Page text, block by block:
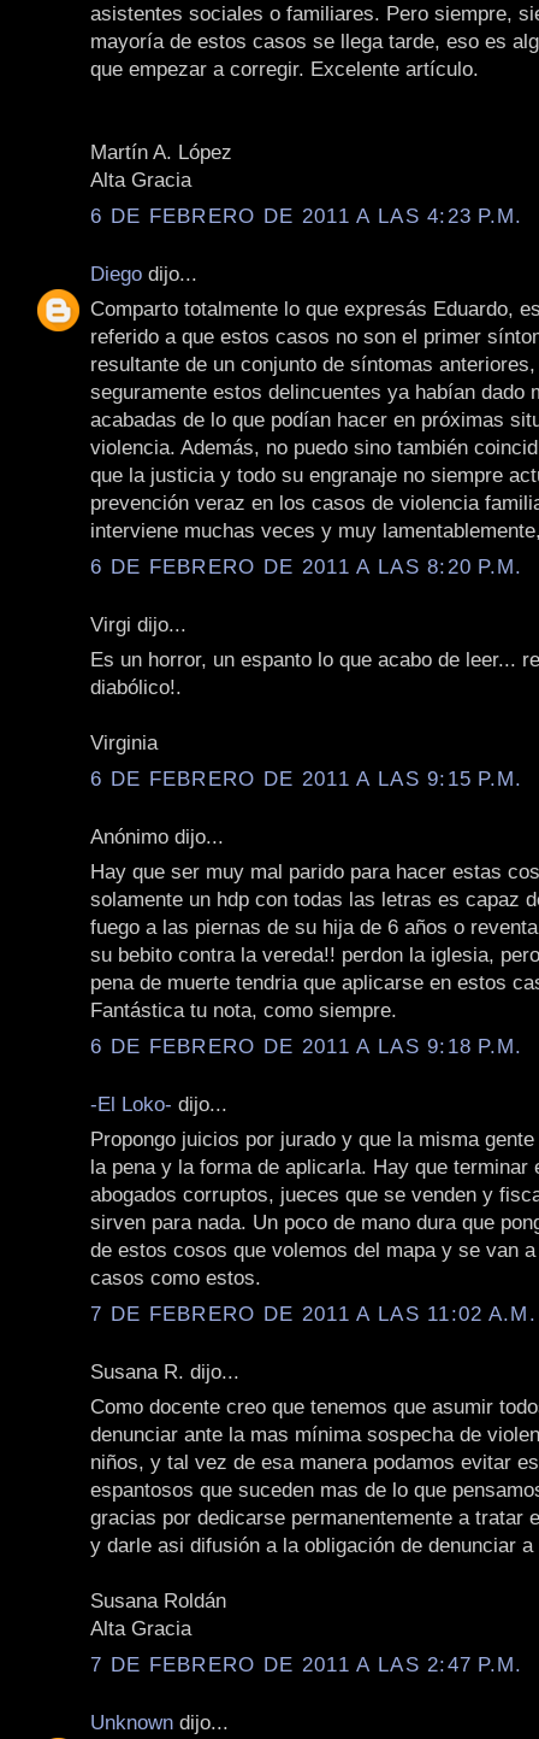
asistentes sociales o familiares. Pero siempre,
mayoría de estos casos se llega tarde, eso es
que empezar a corregir. Excelente artículo.
Martín A. López
Alta Gracia
6 DE FEBRERO DE 2011 A LAS 4:23 P.M.
Diego dijo...
Comparto totalmente lo que expresás Eduardo,
referido a que estos casos no son el primer
resultante de un conjunto de síntomas
seguramente estos delincuentes ya habían dado
acabadas de lo que podían hacer en próximas
violencia. Además, no puedo sino también
que la justicia y todo su engranaje no siempre
prevención veraz en los casos de violencia
interviene muchas veces y muy
6 DE FEBRERO DE 2011 A LAS 8:20 P.M.
Virgi dijo...
Es un horror, un espanto lo que acabo de leer...
diabólico!.
Virginia
6 DE FEBRERO DE 2011 A LAS 9:15 P.M.
Anónimo dijo...
Hay que ser muy mal parido para hacer estas
solamente un hdp con todas las letras es capaz
fuego a las piernas de su hija de 6 años o
su bebito contra la vereda!! perdon la iglesia,
pena de muerte tendria que aplicarse en estos
Fantástica tu nota, como siempre.
6 DE FEBRERO DE 2011 A LAS 9:18 P.M.
-El Loko- dijo...
Propongo juicios por jurado y que la misma
la pena y la forma de aplicarla. Hay que terminar
abogados corruptos, jueces que se venden y
sirven para nada. Un poco de mano dura que
de estos cosos que volemos del mapa y se van
casos como estos.
7 DE FEBRERO DE 2011 A LAS 11:02 A.M.
Susana R. dijo...
Como docente creo que tenemos que asumir
denunciar ante la mas mínima sospecha de
niños, y tal vez de esa manera podamos evitar
espantosos que suceden mas de lo que
gracias por dedicarse permanentemente a tratar
y darle asi difusión a la obligación de denunciar a
Susana Roldán
Alta Gracia
7 DE FEBRERO DE 2011 A LAS 2:47 P.M.
Unknown dijo...